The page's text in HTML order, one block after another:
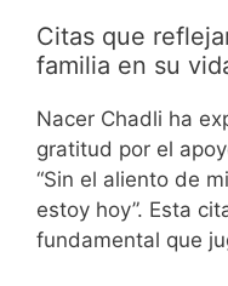
Citas que
familia en su
Nacer Chadli ha
gratitud por el
“Sin el aliento de
estoy hoy”. Esta
fundamental que